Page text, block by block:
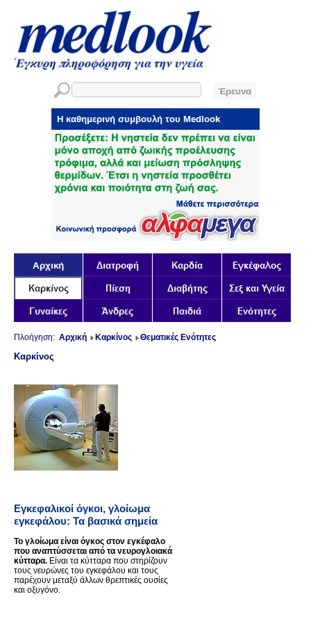
Πλοήγηση: Αρχική Καρκίνος Θεματικές Ενότητες
Καρκίνος
Εγκεφαλικοί όγκοι, γλοίωμα
εγκεφάλου: Τα βασικά σημεία
Το γλοίωμα είναι όγκος στον εγκέφαλο
που αναπτύσσεται από τα νευρογλοιακά
κύτταρα. Είναι τα κύτταρα που στηρίζουν
τους νευρώνες του εγκεφάλου και τους
παρέχουν μεταξύ άλλων θρεπτικές ουσίες
και οξυγόνο.